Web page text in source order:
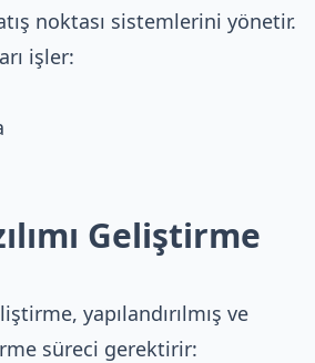
noktası sistemlerini yönetir.
işler:
Geliştirme
yapılandırılmış ve
süreci gerektirir: